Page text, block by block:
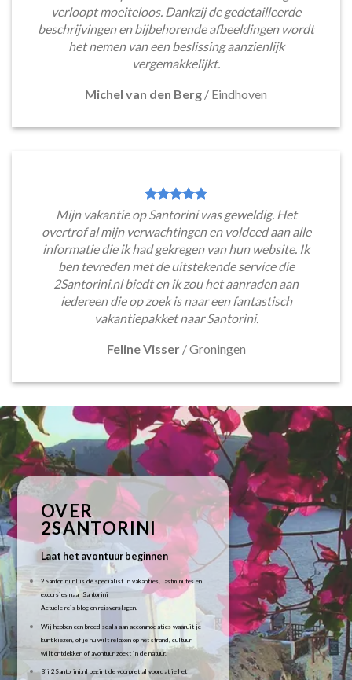
verloopt moeiteloos. Dankzij de gedetailleerde
beschrijvingen en bijbehorende afbeeldingen wordt
het nemen van een beslissing aanzienlijk
vergemakkelijkt.
Michel van den Berg / Eindhoven
Mijn vakantie op Santorini was geweldig. Het
overtrof al mijn verwachtingen en voldeed aan alle
informatie die ik had gekregen van hun website. Ik
ben tevreden met de uitstekende service die
2Santorini.nl biedt en ik zou het aanraden aan
iedereen die op zoek is naar een fantastisch
vakantiepakket naar Santorini.
Feline Visser /Groningen
OVER
2SANTORINI
Laat het avontuur beginnen
2Santorini.nl is dé specialist in vakanties, lastminutes en
excursies naar Santorini
Actuele reis blog en reisverslagen.
Wij hebben een breed scala aan accommodaties waaruit je
kunt kiezen, of je nu wilt relaxen op het strand, cultuur
wilt ontdekken of avontuur zoekt in de natuur.
Bij 2Santorini.nl begint de voorpret al voordat je het